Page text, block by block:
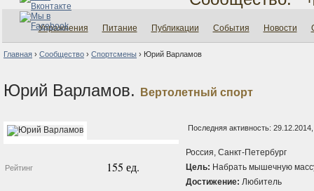
Упражнения Питание Публикации События Новости
Главная › Сообщество › Спортсмены › Юрий Варламов
Юрий Варламов. Вертолетный спорт
Рейтинг 155 ед.
Последняя активность:
Россия, Санкт-Петербург
Цель: Набрать мышечную
Достижение: Любитель